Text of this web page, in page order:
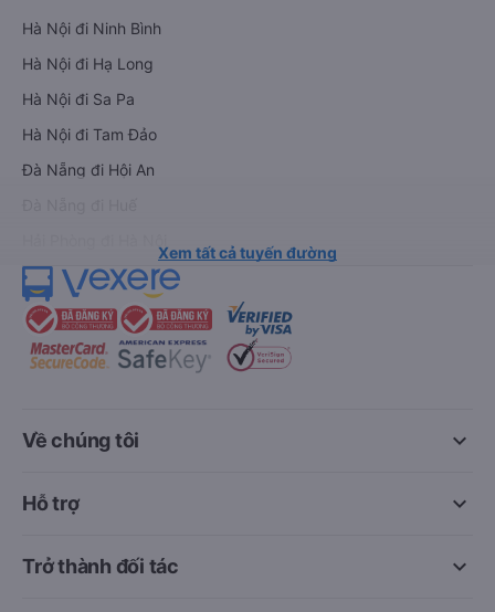
Hà Nội đi Ninh Bình
Hà Nội đi Hạ Long
Hà Nội đi Sa Pa
Hà Nội đi Tam Đảo
Đà Nẵng đi Hội An
Xem tất cả tuyến đường
keyboard_arrow_down
Về chúng tôi
keyboard_arrow_down
Hỗ trợ
keyboard_arrow_down
Trở thành đối tác